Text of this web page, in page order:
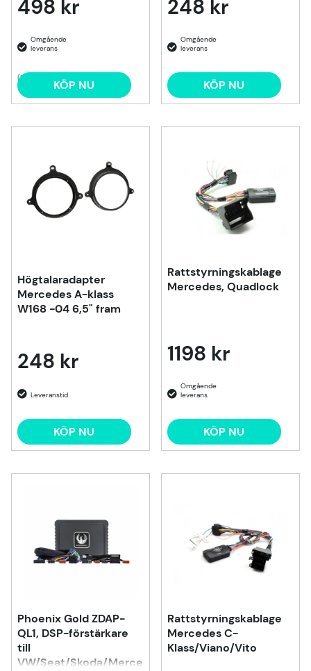
498 kr
(1) KÖP NU
248 kr
KÖP NU
Högtalaradapter
Mercedes A-klass
W168 -04 6,5" fram
248 kr
KÖP NU
Rattstyrningskablage
Mercedes, Quadlock
1198 kr
KÖP NU
Phoenix Gold ZDAP-
QL1, DSP-förstärkare
till
VW/Seat/Skoda/Mercedes
Rattstyrningskablage
Mercedes C-
Klass/Viano/Vito